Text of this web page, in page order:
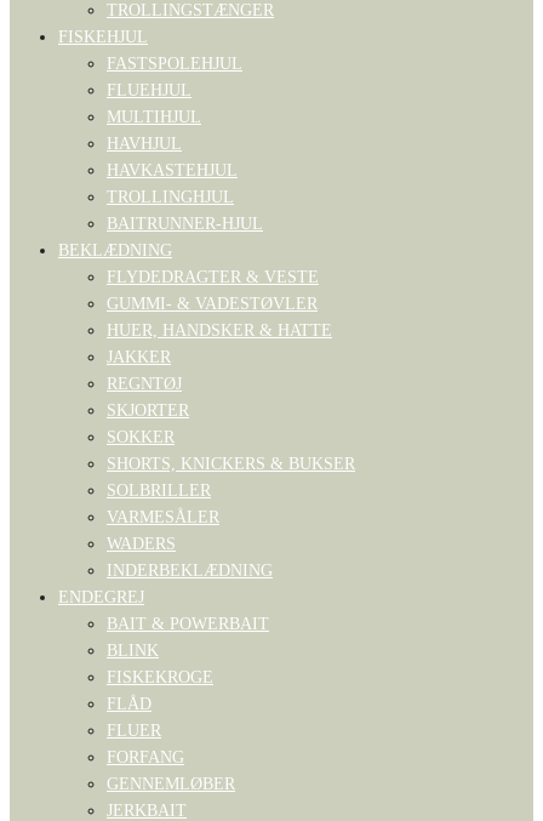
TROLLINGSTÆNGER
FISKEHJUL
FASTSPOLEHJUL
FLUEHJUL
MULTIHJUL
HAVHJUL
HAVKASTEHJUL
TROLLINGHJUL
BAITRUNNER-HJUL
BEKLÆDNING
FLYDEDRAGTER & VESTE
GUMMI- & VADESTØVLER
HUER, HANDSKER & HATTE
JAKKER
REGNTØJ
SKJORTER
SOKKER
SHORTS, KNICKERS & BUKSER
SOLBRILLER
VARMESÅLER
WADERS
INDERBEKLÆDNING
ENDEGREJ
BAIT & POWERBAIT
BLINK
FISKEKROGE
FLÅD
FLUER
FORFANG
GENNEMLØBER
JERKBAIT